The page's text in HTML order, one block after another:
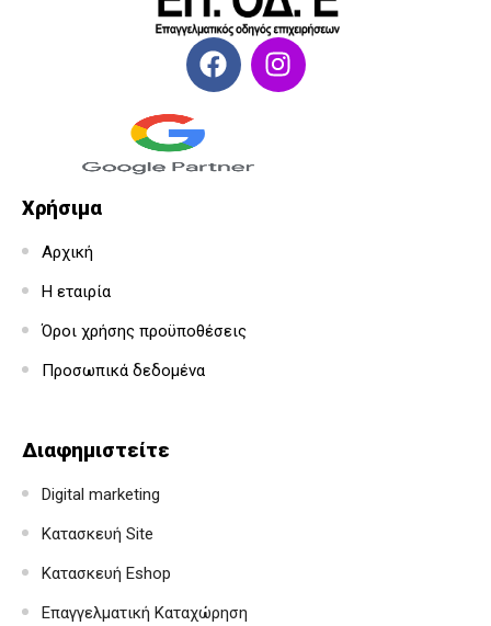
Χρήσιμα
Αρχική
Η εταιρία
Όροι χρήσης προϋποθέσεις
Προσωπικά δεδομένα
Διαφημιστείτε
Digital marketing
Κατασκευή Site
Κατασκευή Eshop
Επαγγελματική Καταχώρηση